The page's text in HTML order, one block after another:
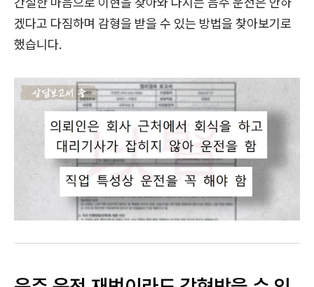
겠다고 다짐하며 감형을 받을 수 있는 방법을 찾아보기로
했습니다.